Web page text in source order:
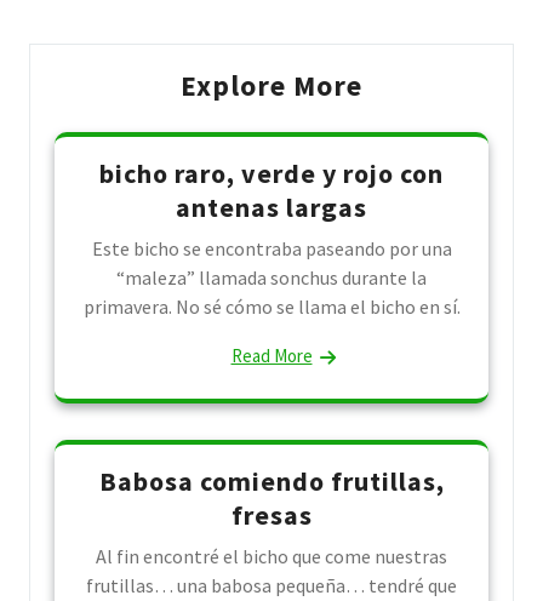
Explore More
bicho raro, verde y rojo con
antenas largas
Este bicho se encontraba paseando por una
“maleza” llamada sonchus durante la
primavera. No sé cómo se llama el bicho en sí.
Read More
Babosa comiendo frutillas,
fresas
Al fin encontré el bicho que come nuestras
frutillas… una babosa pequeña… tendré que